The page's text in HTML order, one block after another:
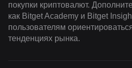
покупки криптовалют.
как Bitget Academy и Bitget
пользователям
тенденциях рынка.